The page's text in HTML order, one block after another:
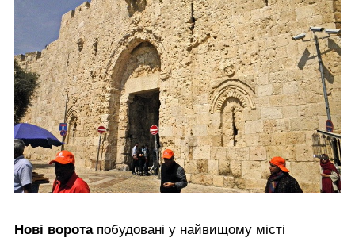
Нові воротапобудовані у найвищому місті